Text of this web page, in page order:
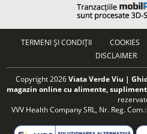
TERMENI ȘI CONDIȚII COOKIES
DISCLAIMER
Copyright 2026Viata Verde Viu |
magazin online cu alimente,
VVV Health Company SRL, Nr. Reg.